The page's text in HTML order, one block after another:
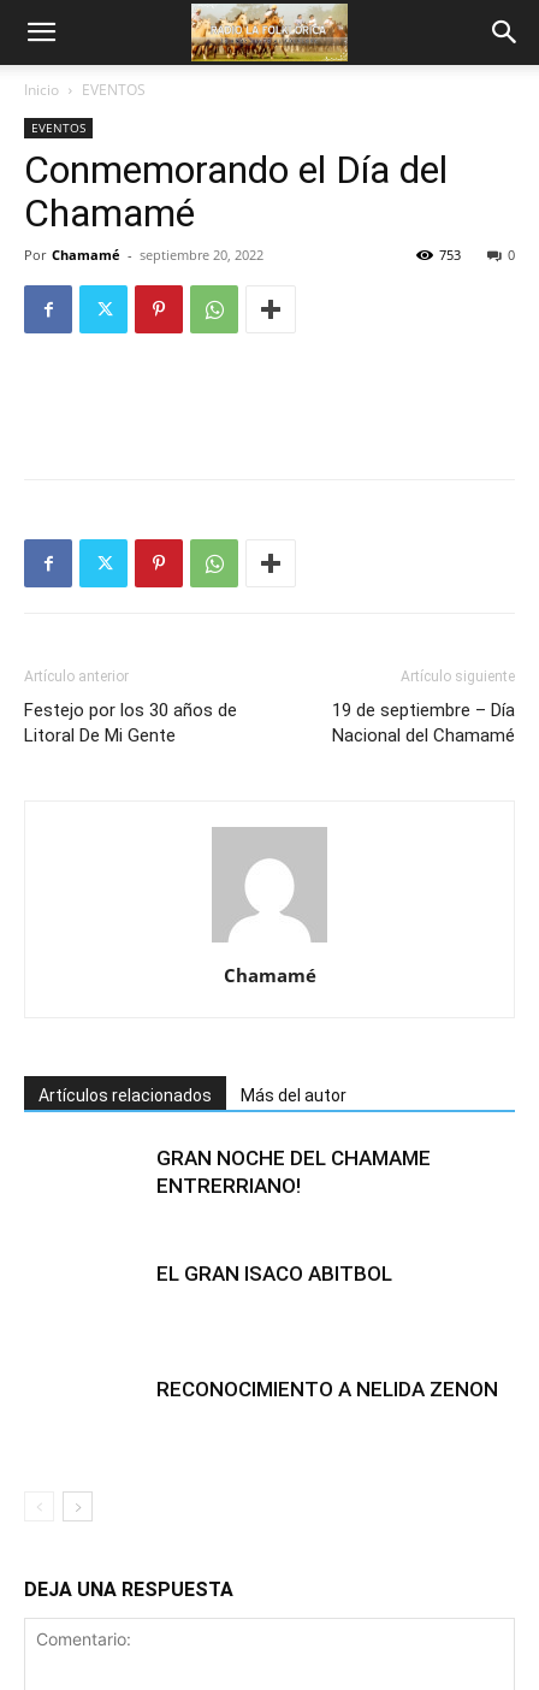
Inicio EVENTOS
EVENTOS
Conmemorando el Día del
Chamamé
Por Chamamé - septiembre 20, 2022 0
753
Artículo anterior
Festejo por los 30 años de
Litoral De Mi Gente
Artículo siguiente
19 de septiembre – Día
Nacional del Chamamé
Chamamé
Artículos relacionados Más del autor
GRAN NOCHE DEL CHAMAME
ENTRERRIANO!
EL GRAN ISACO ABITBOL
RECONOCIMIENTO A NELIDA ZENON
DEJA UNA RESPUESTA